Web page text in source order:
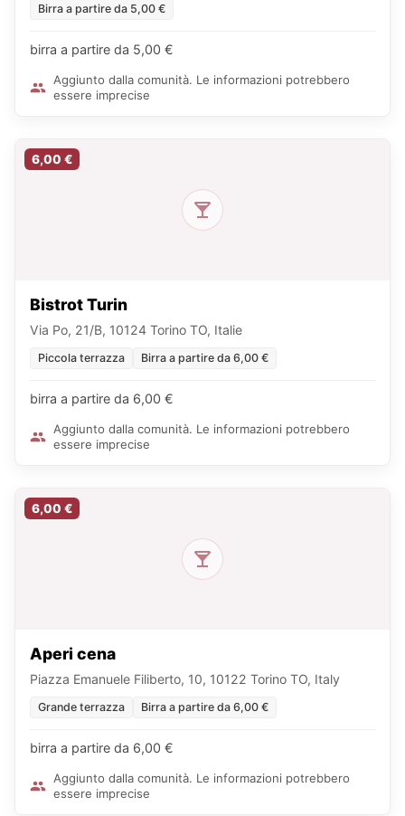
Birra a partire da 5,00 €
birra a partire da 5,00 €
Aggiunto dalla comunità. Le informazioni potrebbero
essere imprecise
6,00 €
Bistrot Turin
Via Po, 21/B, 10124 Torino TO, Italie
Piccola terrazza Birra a partire da 6,00 €
birra a partire da 6,00 €
Aggiunto dalla comunità. Le informazioni potrebbero
essere imprecise
6,00 €
Aperi cena
Piazza Emanuele Filiberto, 10, 10122 Torino TO, Italy
Grande terrazza Birra a partire da 6,00 €
birra a partire da 6,00 €
Aggiunto dalla comunità. Le informazioni potrebbero
essere imprecise